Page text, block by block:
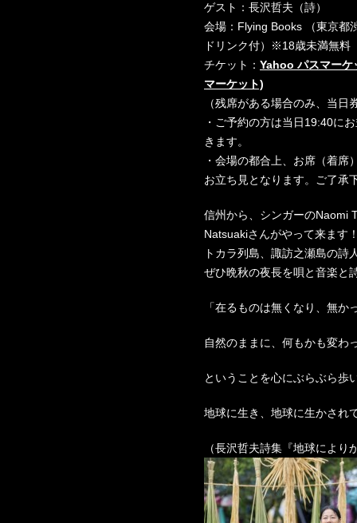
ゲスト：長沢哲夫（詩）
会場：Flying Books （東京
ドリンク付）※18歳未満無料
チケット： Yahoo パスマーケ
マーケット)
（残席がある場合のみ、当
・ご予約の方は当日19:40に
きます。
・会場の都合上、お席（着
お立ち見となります。ご了承
信州から、シンガーのNaomi
Natsuakiさんがやって来ます
トカラ列島、諏訪之瀬島の詩
ぜひ晩秋の夜長を唄と音楽と
「在るものは無くなり、無か
自然のままに、何もかも変わ
ということを心にぶらぶら歩
地球に生き、地球に生かされ
（長沢哲夫詩集『地球によ